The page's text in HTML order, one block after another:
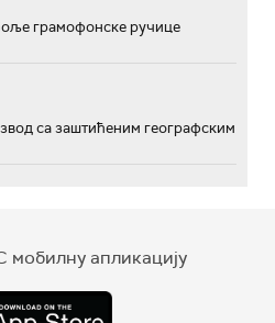
грамофонске ручице
са заштићеним географским
апликацију